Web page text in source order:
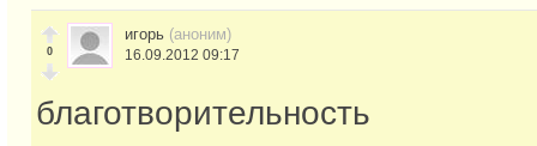
0
игорь (аноним)
16.09.2012 09:17
благотворительность